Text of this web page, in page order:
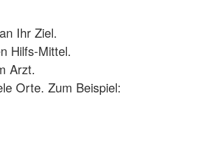
Ihr Ziel.
Hilfs-Mittel.
Arzt.
Orte. Zum Beispiel: